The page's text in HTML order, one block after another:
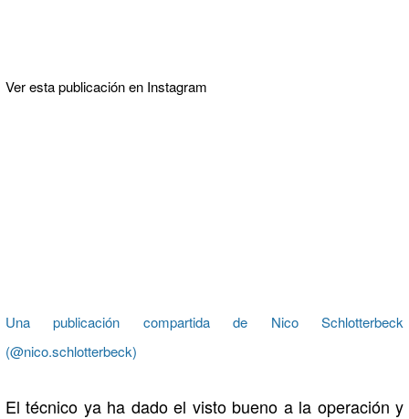
Ver esta publicación en Instagram
Una publicación compartida de Nico Schlotterbeck
(@nico.schlotterbeck)
El técnico ya ha dado el visto bueno a la operación y